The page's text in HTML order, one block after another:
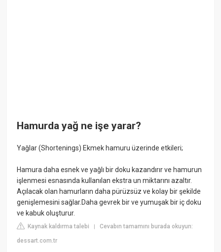
Hamurda yağ ne işe yarar?
Yağlar (Shortenings) Ekmek hamuru üzerinde etkileri;
Hamura daha esnek ve yağlı bir doku kazandırır ve hamurun
işlenmesi esnasında kullanılan ekstra un miktarını azaltır.
Açılacak olan hamurların daha pürüzsüz ve kolay bir şekilde
genişlemesini sağlar.Daha gevrek bir ve yumuşak bir iç doku
ve kabuk oluşturur.
Kaynak kaldırma talebi |Cevabın tamamını burada okuyun:
dessart.com.tr